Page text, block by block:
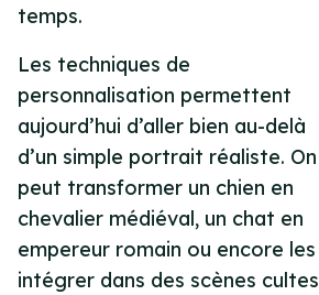
temps.
Les techniques de
personnalisation permettent
aujourd’hui d’aller bien au-delà
d’un simple portrait réaliste. On
peut transformer un chien en
chevalier médiéval, un chat en
empereur romain ou encore les
intégrer dans des scènes cultes